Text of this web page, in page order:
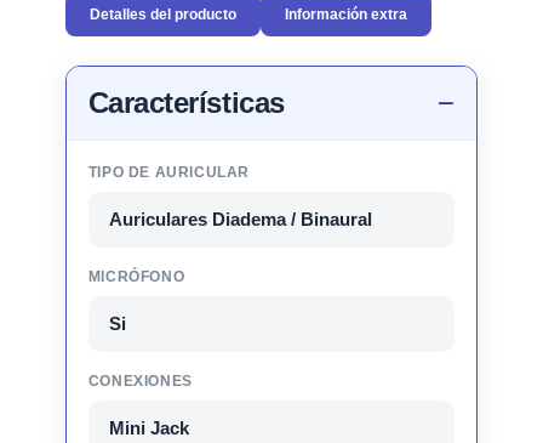
Detalles del producto Información extra
Características
TIPO DE AURICULAR
Auriculares Diadema / Binaural
MICRÓFONO
Si
CONEXIONES
Mini Jack